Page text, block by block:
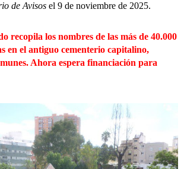
de Avisos el 9 de noviembre de 2025.
recopila los nombres de las más de 40.000
en el antiguo cementerio capitalino,
Ahora espera financiación para